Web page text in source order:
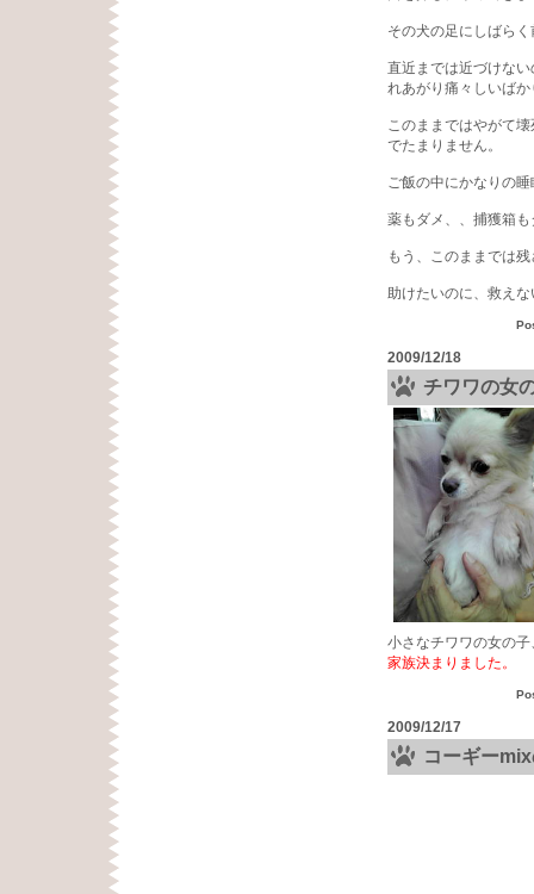
その犬の足にしばら
直近までは近づけな
れあがり痛々しいばか
このままではやがて
でたまりません。
ご飯の中にかなりの
薬もダメ、、捕獲箱
もう、このままでは
助けたいのに、救え
2009/12/18
チワワの女
小さなチワワの女の
家族決まりました。
2009/12/17
コーギー